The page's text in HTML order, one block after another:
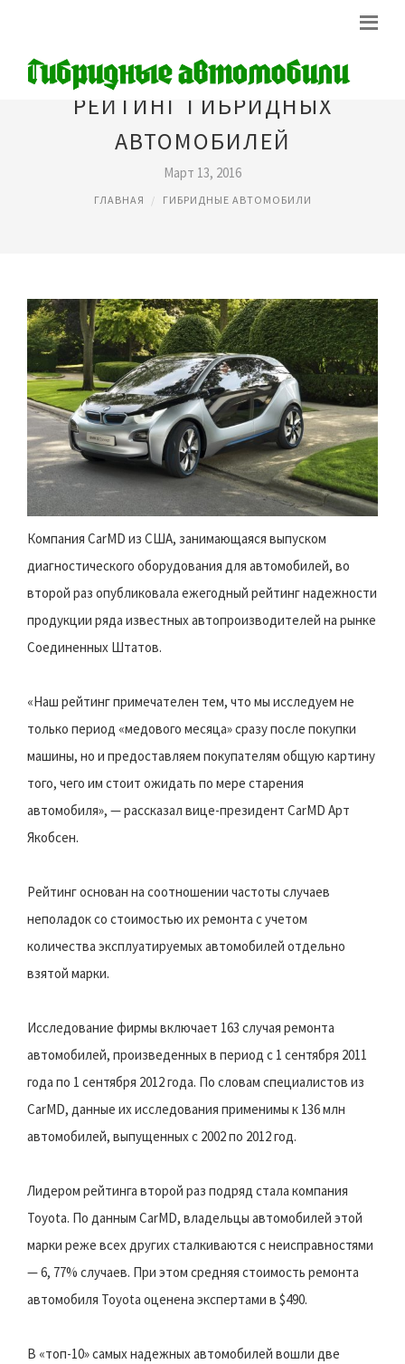
РЕЙТИНГ ГИБРИДНЫХ
АВТОМОБИЛЕЙ
Март 13, 2016
ГЛАВНАЯ ГИБРИДНЫЕ АВТОМОБИЛИ
Компания CarMD из США, занимающаяся выпуском
диагностического оборудования для автомобилей, во
второй раз опубликовала ежегодный рейтинг надежности
продукции ряда известных автопроизводителей на рынке
Соединенных Штатов.
«Наш рейтинг примечателен тем, что мы исследуем не
только период «медового месяца» сразу после покупки
машины, но и предоставляем покупателям общую картину
того, чего им стоит ожидать по мере старения
автомобиля», — рассказал вице-президент CarMD Арт
Якобсен.
Рейтинг основан на соотношении частоты случаев
неполадок со стоимостью их ремонта с учетом
количества эксплуатируемых автомобилей отдельно
взятой марки.
Исследование фирмы включает 163 случая ремонта
автомобилей, произведенных в период с 1 сентября 2011
года по 1 сентября 2012 года. По словам специалистов из
CarMD, данные их исследования применимы к 136 млн
автомобилей, выпущенных с 2002 по 2012 год.
Лидером рейтинга второй раз подряд стала компания
Toyota. По данным CarMD, владельцы автомобилей этой
марки реже всех других сталкиваются с неисправностями
— 6, 77% случаев. При этом средняя стоимость ремонта
автомобиля Toyota оценена экспертами в $490.
В «топ-10» самых надежных автомобилей вошли две